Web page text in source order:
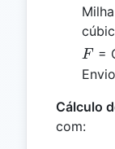
F
F =
Cálculo
com: